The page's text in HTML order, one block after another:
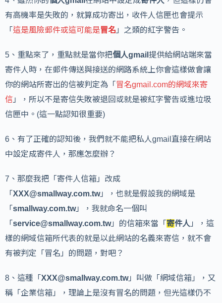
有高機率是失敗的，就算成功寄出，收件人信匣也會提示
「 這是風險郵件或這可能是冒名 」之類的紅字警告。
5、重點來了，重點就是當你把個人gmail 提供給網站端來當
寄件人時，在郵件傳送與接送的網路系統上你會這樣做會讓
你的網站所寄出的信被判定為「 冒名gmail.com的網域來寄
信 」，所以不是寄信失敗被退回或就是被紅字警告或進垃圾
信匣中。(這一點認知很重要)
6、有了正確的認知後，我們就不能把私人gmail直接在網站
中設定成寄件人，那應怎麼辦？
7、那麼我把「寄件人信箱」改成
「 XXX@smallway.com.tw」，也就是假設我的網域是
「 smallway.com.tw」，我就命名一個叫
「 service@smallway.com.tw」的信箱來當「 寄件人 」，這
樣的網域信箱所代表的就是以此網站的名義來寄信，就不會
有被判定「冒名」的問題，對吧？
8、這種「 XXX@smallway.com.tw」叫做「網域信箱」，又
稱「企業信箱」，理論上是沒有冒名的問題，但光這樣仍不